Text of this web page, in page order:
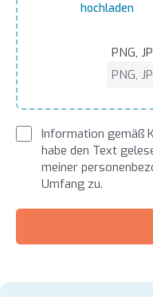
hochladen
PNG,
PNG,
Information gemäß
habe den Text
meiner
Umfang zu.